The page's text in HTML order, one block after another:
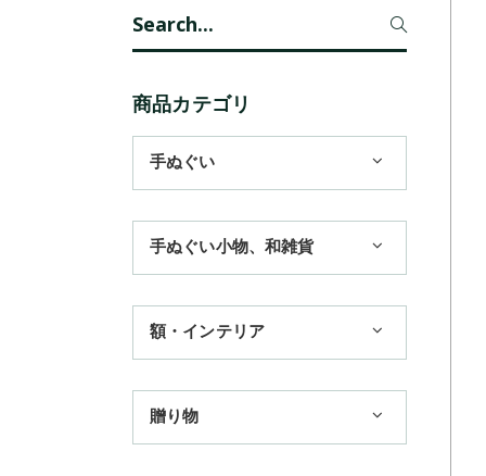
Search
商品カテゴリ
手ぬぐい
3,300円まで
11,000円まで
季節のおすすめ
手ぬぐい小物、和雑貨
扇子
トートバッグ
額・インテリア
TokyoTokyo選定商品
贈り物